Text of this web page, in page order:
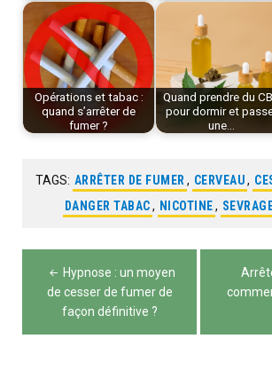
Opérations et tabac :
quand s’arrêter de
fumer ?
Quand prendre du
pour dormir et
une…
TAGS: ARRÊTER DE FUMER , CERVEAU,
DANGER TABAC, NICOTINE,
Navigation
de
l’article
Hypnose : un moyen
de cesser de fumer de
façon définitive ?